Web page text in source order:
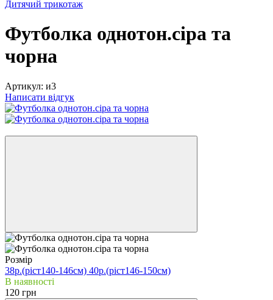
Дитячий трикотаж
Футболка однотон.сіра та
чорна
Артикул: и3
Написати відгук
Розмір
38р.(ріст140-146см) 40р.(ріст146-150см)
В наявності
120 грн